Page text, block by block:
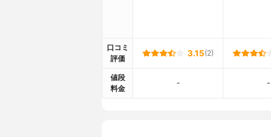
口コミ
評価
3.15(2)
値段
料金
- -